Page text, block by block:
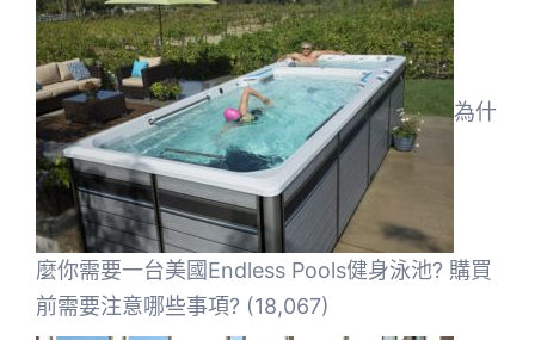
為什
麼你需要一台美國Endless Pools健身泳池? 購買
前需要注意哪些事項? (18,067)